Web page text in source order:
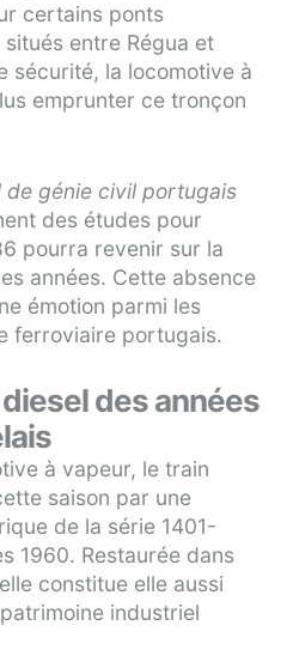
certains ponts
entre Régua et
sécurité, la locomotive à
emprunter ce tronçon
de génie civil portugais
des études pour
pourra revenir sur la
années. Cette absence
émotion parmi les
ferroviaire portugais.
des années
à vapeur, le train
saison par une
de la série 1401-
1960. Restaurée dans
constitue elle aussi
industriel